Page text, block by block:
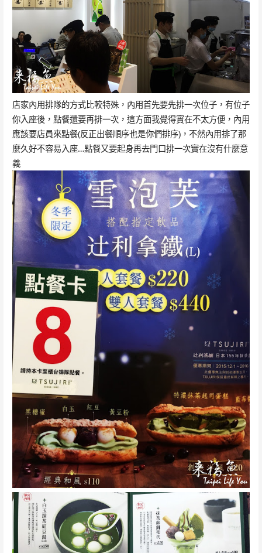
店家內用排隊的方式比較特殊，內用首先要先排一次位子，有位子
你入座後，點餐還要再排一次，這方面我覺得實在不太方便，內用
應該要店員來點餐(反正出餐順序也是你們排序)，不然內用排了那
麼久好不容易入座…點餐又要起身再去門口排一次實在沒有什麼意
義